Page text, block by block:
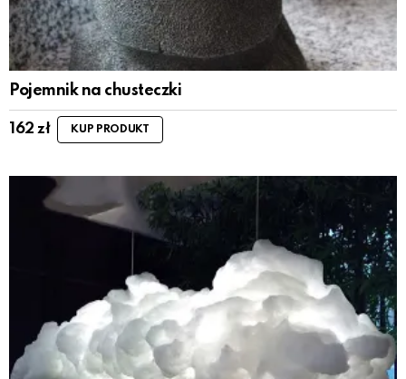
Pojemnik na chusteczki
162zł KUP PRODUKT